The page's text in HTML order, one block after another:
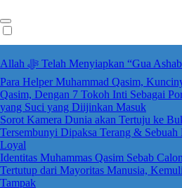
Allah ﷻ Telah Menyiapkan “Gua Ashabul Kahfi” Akhir Zaman Bagi
Para Helper Muhammad Qasim,
Qasim, Dengan 7 Tokoh Inti Sebagai
yang Suci yang Diijinkan Masuk
Sorot Kamera Dunia akan Tertuju ke
Tersembunyi Dipaksa Terang &
Loyal
Identitas Muhammas Qasim Sebab
Tertutup dari Mayoritas Manusia,
Tampak